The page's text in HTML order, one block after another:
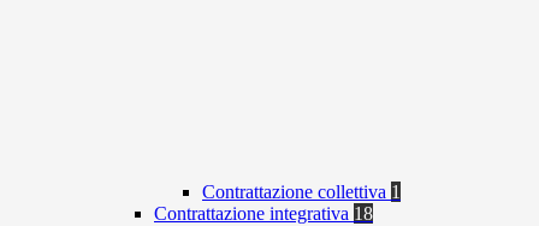
Contrattazione collettiva 1
Contrattazione integrativa 18